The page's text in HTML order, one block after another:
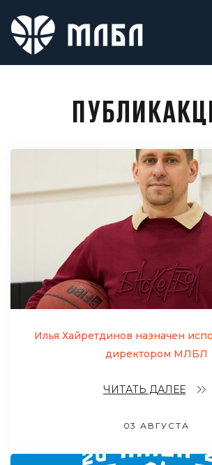
Илья Хайретдинов назначен
директором МЛБЛ
ЧИТАТЬ ДАЛЕЕ
03 АВГУСТА